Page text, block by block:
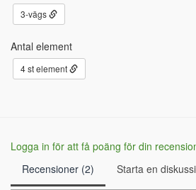
3-vägs
Antal element
4 st element
Logga in för att få poäng för din
Recensioner (2)
Starta en